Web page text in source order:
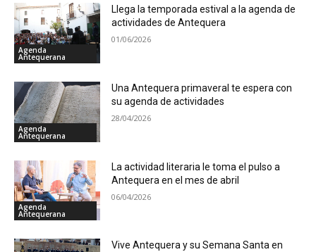
Agenda
Antequerana
Llega la temporada estival a la agenda de
actividades de Antequera
01/06/2026
Agenda
Antequerana
Una Antequera primaveral te espera con
su agenda de actividades
28/04/2026
Agenda
Antequerana
La actividad literaria le toma el pulso a
Antequera en el mes de abril
06/04/2026
Vive Antequera y su Semana Santa en